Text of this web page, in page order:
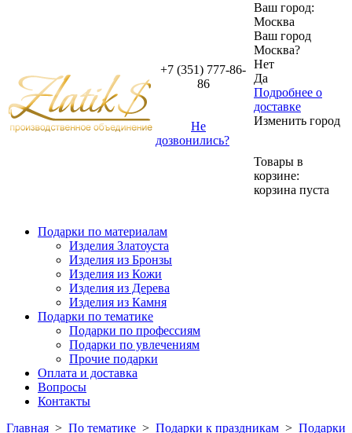
+7 (351) 777-86-
86
Не
дозвонились?
Ваш город:
Москва
Ваш город
Москва?
Нет
Да
Подробнее о
доставке
Изменить город
Товары в
корзине:
корзина пуста
Подарки по материалам
Изделия Златоуста
Изделия из Бронзы
Изделия из Кожи
Изделия из Дерева
Изделия из Камня
Подарки по тематике
Подарки по профессиям
Подарки по увлечениям
Прочие подарки
Оплата и доставка
Вопросы
Контакты
Главная > По тематике > Подарки к праздникам > Подарки